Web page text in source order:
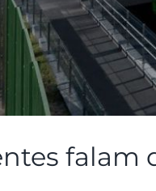
falam